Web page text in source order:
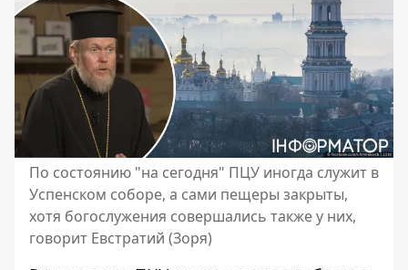
По состоянию "на сегодня" ПЦУ иногда служит в
Успенском соборе, а сами пещеры закрыты,
хотя богослужения совершались также у них,
говорит Евстратий (Зоря)